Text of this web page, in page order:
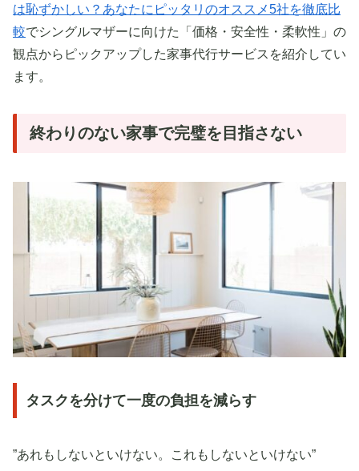
は恥ずかしい？あなたにピッタリのオススメ5社を徹底比
較でシングルマザーに向けた「価格・安全性・柔軟性」の
観点からピックアップした家事代行サービスを紹介してい
ます。
終わりのない家事で完璧を目指さない
タスクを分けて一度の負担を減らす
”あれもしないといけない。これもしないといけない”